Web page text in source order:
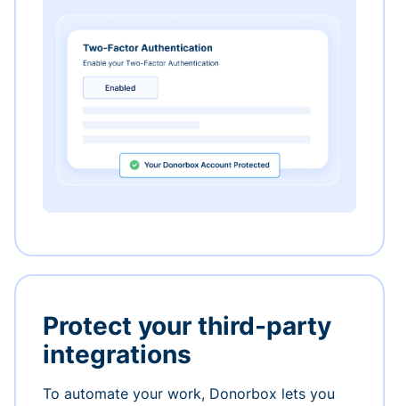
Protect your third-party
integrations
To automate your work, Donorbox lets you